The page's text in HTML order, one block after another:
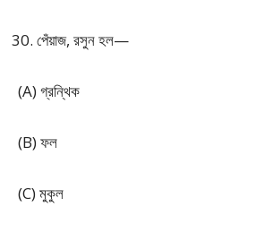
পেঁয়াজ, রসুন হল—
(A) গ্রন্থিক
(B) ফল
(C) মুকুল